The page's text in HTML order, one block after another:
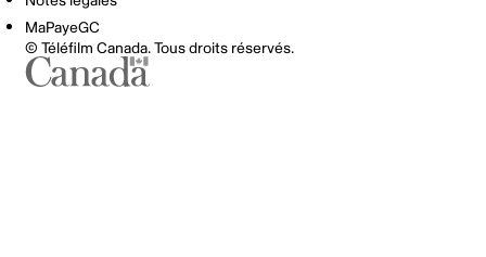
MaPayeGC
© Téléfilm Canada. Tous droits réservés.